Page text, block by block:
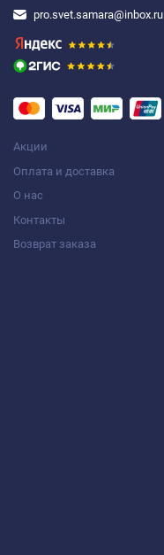
pro.svet.samara@inbox.ru
Акции
Оплата и доставка
О нас
Контакты
Возврат заказа